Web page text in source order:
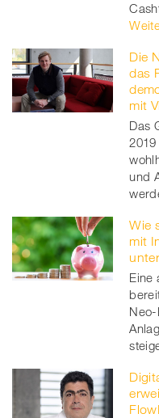
Die
das
mit
Das
und
Wie
mit
Eine